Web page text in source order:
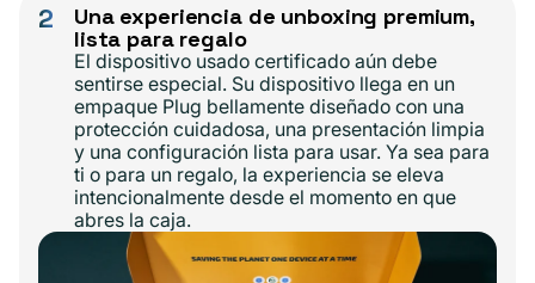
2
Una experiencia de unboxing premium,
lista para regalo
El dispositivo usado certificado aún debe
sentirse especial. Su dispositivo llega en un
empaque Plug bellamente diseñado con una
protección cuidadosa, una presentación limpia
y una configuración lista para usar. Ya sea para
ti o para un regalo, la experiencia se eleva
intencionalmente desde el momento en que
abres la caja.